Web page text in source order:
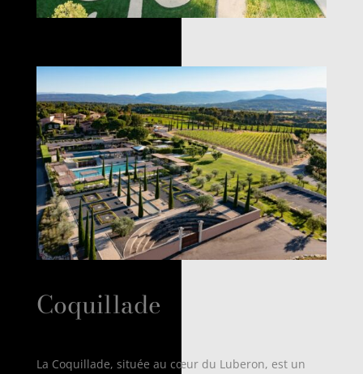
Coquillade
La Coquillade, située au cœur du Luberon, est un